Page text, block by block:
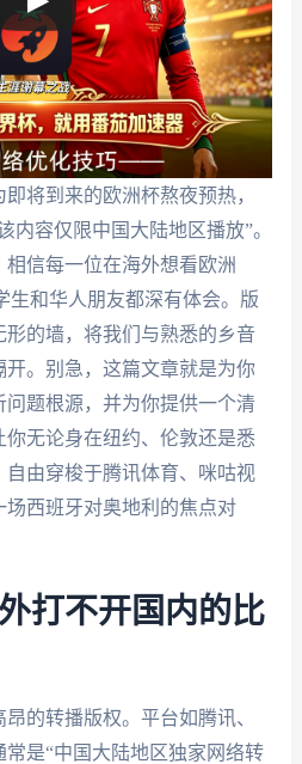
将到来的欧洲杯熬夜预热，
内容仅限中国大陆地区播放”。
信每一位在海外想看欧洲
生和华人朋友都深有体会。版
的墙，将我们与熟悉的乡音
。别急，这篇文章就是为你
题根源，并为你提供一个清
你无论身在纽约、伦敦还是悉
自由穿梭于腾讯体育、咪咕视
西班牙对奥地利的焦点对
打不开国内的比
的转播版权。平台如腾讯、
是“中国大陆地区独家网络转